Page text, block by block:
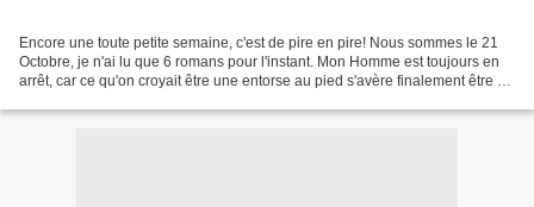
Encore une toute petite semaine, c'est de pire en pire! Nous sommes le 21
Octobre, je n'ai lu que 6 romans pour l'instant. Mon Homme est toujours en
arrêt, car ce qu'on croyait être une entorse au pied s'avère finalement être un